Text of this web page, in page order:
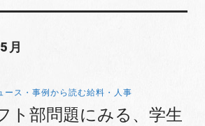
月
ース・事例から読む給料・人事
ト部問題にみる、学生